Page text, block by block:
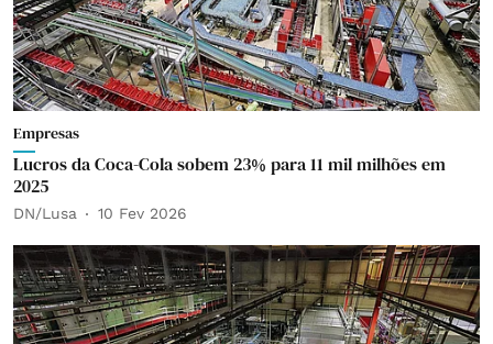
Empresas
Lucros da Coca-Cola sobem 23% para 11 mil milhões em
2025
DN/Lusa 10 Fev 2026